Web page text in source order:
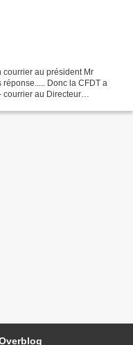
courrier au président Mr
réponse..... Donc la CFDT a